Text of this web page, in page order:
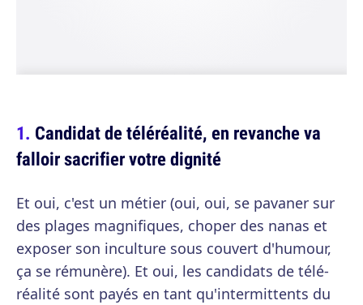
Candidat de téléréalité, en revanche va
falloir sacrifier votre dignité
Et oui, c'est un métier (oui, oui, se pavaner sur
des plages magnifiques, choper des nanas et
exposer son inculture sous couvert d'humour,
ça se rémunère). Et oui, les candidats de télé-
réalité sont payés en tant qu'intermittents du